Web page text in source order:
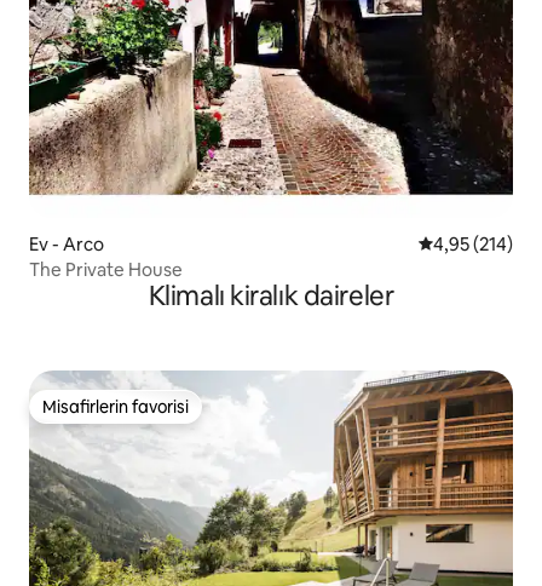
Ev - Arco 5 üzerinden
4,95 (214)
The Private House
Klimalı kiralık daireler
Misafirlerin favorisi
Misafirlerin favorisi